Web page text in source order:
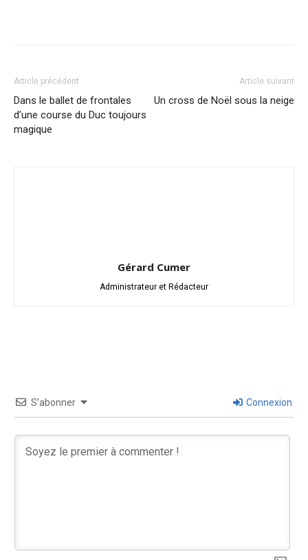
Article précédent
Dans le ballet de frontales
d’une course du Duc toujours
magique
Article suivant
Un cross de Noël sous la neige
Gérard Cumer
Administrateur et Rédacteur
S’abonner Connexion